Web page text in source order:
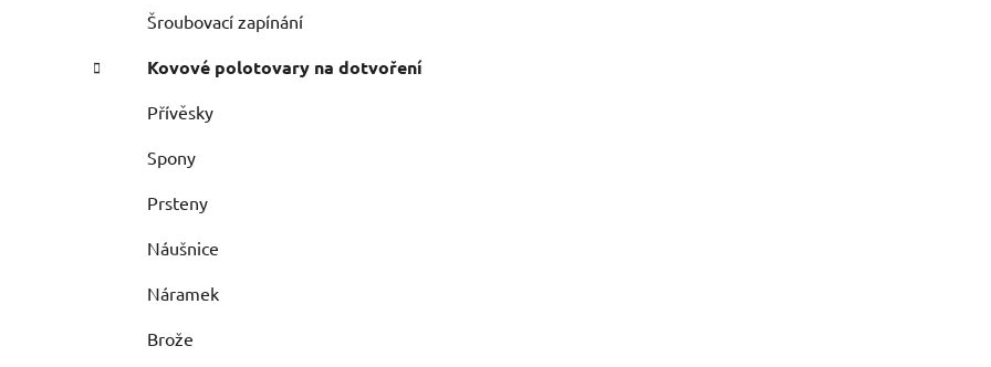
Šroubovací zapínání
Kovové polotovary na dotvoření
Přívěsky
Spony
Prsteny
Náušnice
Náramek
Brože